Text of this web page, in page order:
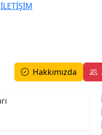
İLETİŞİM
Hakkımızda